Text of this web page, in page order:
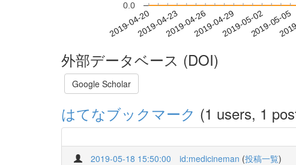
2019-04-202019-04-232019-04-262019-04-292019-05-022019-05-05
0.0
外部データベース (DOI)
Google Scholar
はてなブックマーク (1 users, 1
2019-05-18 15:50:00 id:medicineman (投稿一覧)